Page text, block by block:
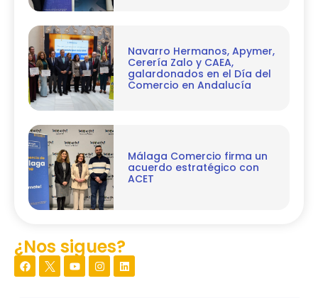
Navarro Hermanos, Apymer,
Cerería Zalo y CAEA,
galardonados en el Día del
Comercio en Andalucía
Málaga Comercio firma un
acuerdo estratégico con
ACET
¿Nos sigues?